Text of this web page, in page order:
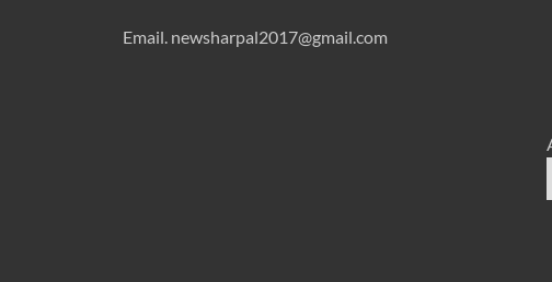
Email. newsharpal2017@gmail.com